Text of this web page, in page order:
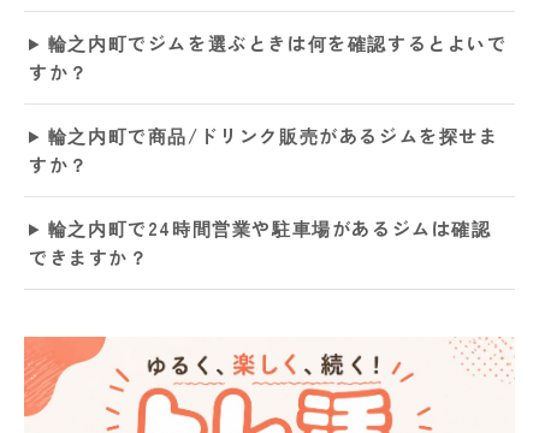
輪之内町でジムを選ぶときは何を確認するとよいで
すか？
輪之内町で商品/ドリンク販売があるジムを探せま
すか？
輪之内町で24時間営業や駐車場があるジムは確認
できますか？